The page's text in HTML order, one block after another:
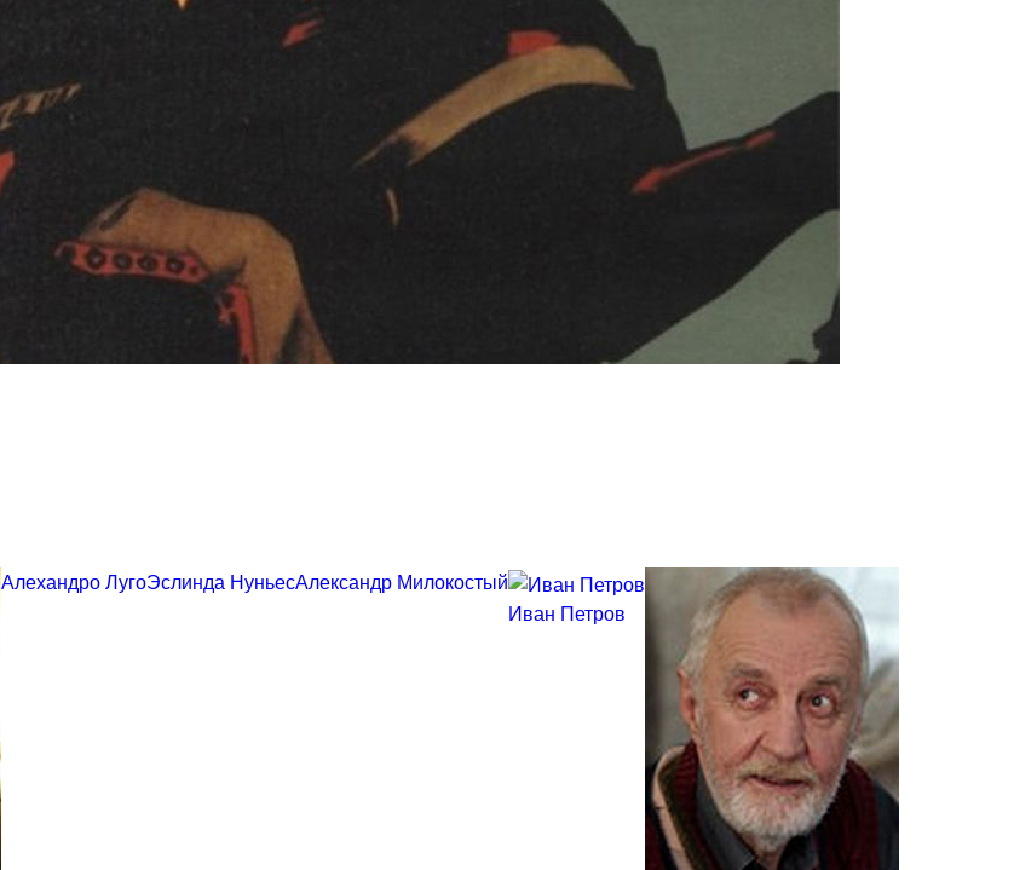
Алехандро ЛугоЭслинда НуньесАлександр Милокостый
Иван Петров